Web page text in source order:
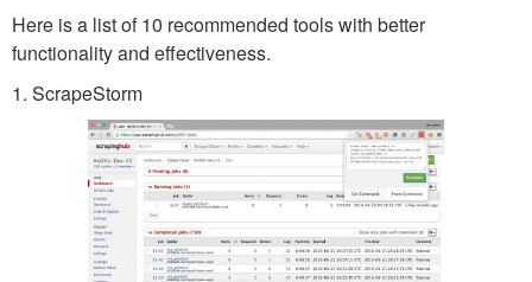
Here is a list of 10 recommended tools with better
functionality and effectiveness.
1. ScrapeStorm